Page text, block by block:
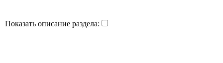
Показать описание раздела: